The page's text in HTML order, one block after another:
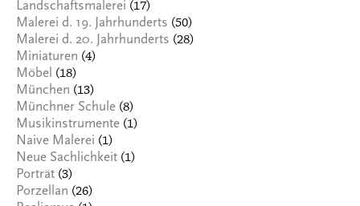
Landschaftsmalerei (17)
Malerei d. 19. Jahrhunderts (50)
Malerei d. 20. Jahrhunderts (28)
Miniaturen (4)
Möbel (18)
München (13)
Münchner Schule (8)
Musikinstrumente (1)
Naive Malerei (1)
Neue Sachlichkeit (1)
Porträt (3)
Porzellan (26)